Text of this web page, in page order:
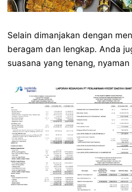
Selain dimanjakan dengan
beragam dan lengkap. Anda
suasana yang tenang,